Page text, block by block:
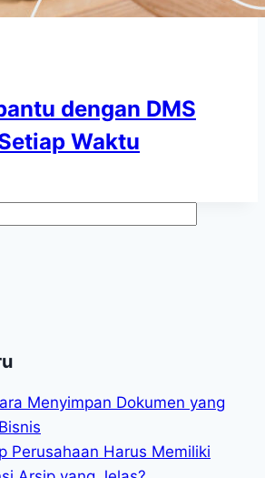
dengan DMS
Waktu
Menyimpan Dokumen yang
Perusahaan Harus Memiliki